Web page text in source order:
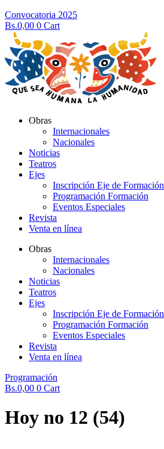
Convocatoria 2025
Bs.0,00 0 Cart
Obras
Internacionales
Nacionales
Noticias
Teatros
Ejes
Inscripción Eje de Formación
Programación Formación
Eventos Especiales
Revista
Venta en línea
Obras
Internacionales
Nacionales
Noticias
Teatros
Ejes
Inscripción Eje de Formación
Programación Formación
Eventos Especiales
Revista
Venta en línea
Programación
Bs.0,00 0 Cart
Hoy no 12 (54)